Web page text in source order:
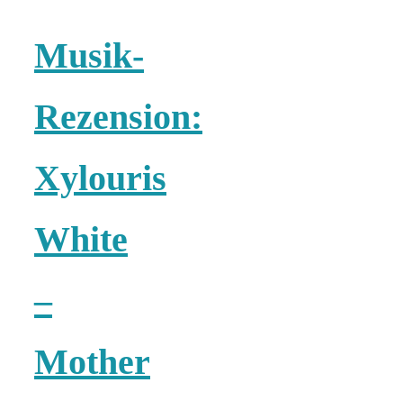
Musik-
Rezension:
Xylouris
White
–
Mother
– Risotto mit